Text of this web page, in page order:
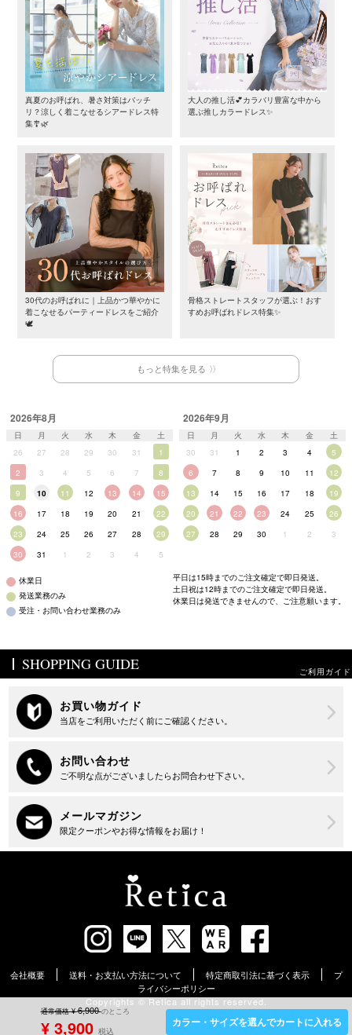
通常価格 ¥ 6,900 のところ
¥ 3,900 カラー・サイズを選んでカートに入れる
真夏のお呼ばれ、暑さ対策はバッチ
リ？涼しく着こなせるシアードレス特
集🎐🌿
大人の推し活💕カラバリ豊富な中から
選ぶ推しカラードレス✨
30代のお呼ばれに｜上品かつ華やかに
着こなせるパーティードレスをご紹介
🕊️
骨格ストレートスタッフが選ぶ！おす
すめお呼ばれドレス特集✨
もっと特集を見る
2026年8月
日 月 火 水 木 金
土
26
27 28 29 30 31
1
2
3 4 5 6 7
8
9
10 11 12 13 14
15
16
17 18 19 20 21
22
23
24 25 26 27 28
29
30
31 1 2 3 4 5
2026年9月
日 月 火 水 木 金
土
30
31 1 2 3 4
5
6
7 8 9 10 11
12
13
14 15 16 17 18
19
20
21 22 23 24 25
26
27
28 29 30 1 2 3
休業日
発送業務のみ
受注・お問い合わせ業務のみ
平日は15時までのご注文確定で即日発送。
土日祝は12時までのご注文確定で即日発送。
休業日は発送できませんので、ご注意願います。
SHOPPING GUIDE ご利用ガイド
会社概要 送料・お支払い方法について 特定商取引法に基づく表示
プ
ライバシーポリシー
Copyrights ©︎ Retica all rights reserved.